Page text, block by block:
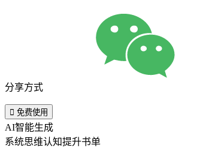
分享方式
 免费使用
AI智能生成
系统思维认知提升书单